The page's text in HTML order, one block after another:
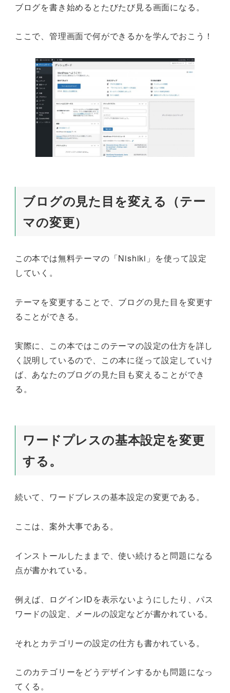
ブログを書き始めるとたびたび見る画面になる。
ここで、管理画面で何ができるかを学んでおこう！
ブログの見た目を変える（テー
マの変更）
この本では無料テーマの「Nishiki」を使って設定
していく。
テーマを変更することで、ブログの見た目を変更す
ることができる。
実際に、この本ではこのテーマの設定の仕方を詳し
く説明しているので、この本に従って設定していけ
ば、あなたのブログの見た目も変えることができ
る。
ワードプレスの基本設定を変更
する。
続いて、ワードブレスの基本設定の変更である。
ここは、案外大事である。
インストールしたままで、使い続けると問題になる
点が書かれている。
例えば、ログインIDを表示ないようにしたり、パス
ワードの設定、メールの設定などが書かれている。
それとカテゴリーの設定の仕方も書かれている。
このカテゴリーをどうデザインするかも問題になっ
てくる。